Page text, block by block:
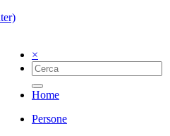
×
Home
Persone